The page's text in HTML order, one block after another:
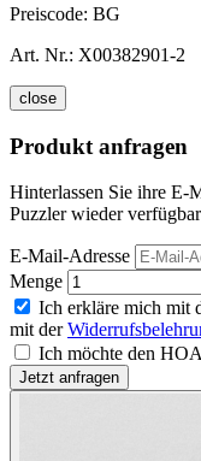
Preiscode: BG
Art. Nr.: X00382901-2
close
Produkt anfragen
Hinterlassen Sie ihre E-
Puzzler wieder
E-Mail-Adresse
Menge
Ich erkläre mich mit
mit der
Ich möchte den